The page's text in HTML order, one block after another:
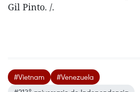
Gil Pinto. /.
#Vietnam
#Venezuela